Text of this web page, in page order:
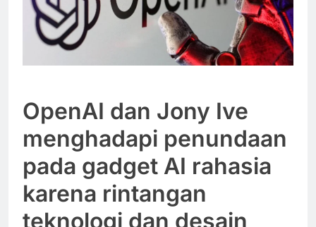
OpenAI dan Jony Ive
menghadapi penundaan
pada gadget AI rahasia
karena rintangan
teknologi dan desain